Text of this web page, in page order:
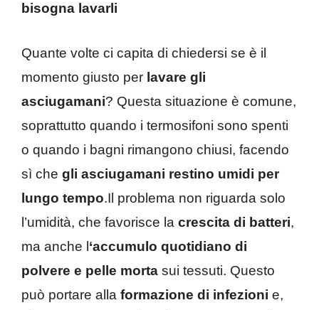
bisogna lavarli
Quante volte ci capita di chiedersi se è il
momento giusto per lavare gli
asciugamani? Questa situazione è comune,
soprattutto quando i termosifoni sono spenti
o quando i bagni rimangono chiusi, facendo
sì che gli asciugamani restino umidi per
lungo tempo.Il problema non riguarda solo
l’umidità, che favorisce la crescita di batteri,
ma anche l‘accumulo quotidiano di
polvere e pelle morta sui tessuti. Questo
può portare alla formazione di infezioni e,